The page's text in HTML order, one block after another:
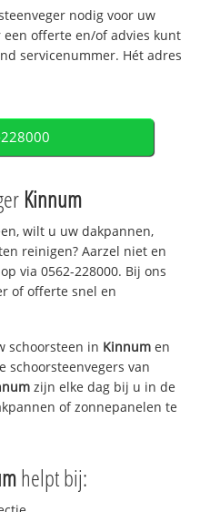
nodig voor uw
een offerte en/of advies kunt
servicenummer. Hét adres
Kinnum
wilt u uw dakpannen,
reinigen? Aarzel niet en
via 0562-228000. Bij ons
of offerte snel en
schoorsteen in Kinnum en
schoorsteenvegers van
zijn elke dag bij u in de
of zonnepanelen te
helpt bij: